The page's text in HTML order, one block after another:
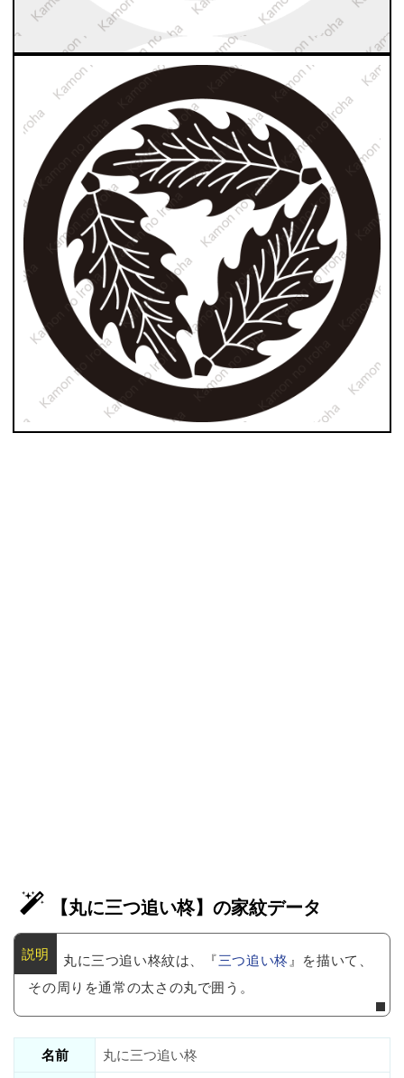
【丸に三つ追い柊】の家紋データ
丸に三つ追い柊紋は、『三つ追い柊』を描いて、
その周りを通常の太さの丸で囲う。
名前
丸に三つ追い柊